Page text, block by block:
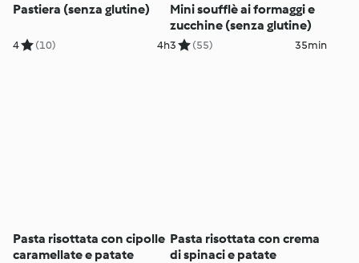
Pastiera (senza glutine)
4 (10) 4h
Mini soufflè ai formaggi e
zucchine (senza glutine)
3 (55) 35min
Pasta risottata con cipolle
caramellate e patate
Pasta risottata con crema
di spinaci e patate